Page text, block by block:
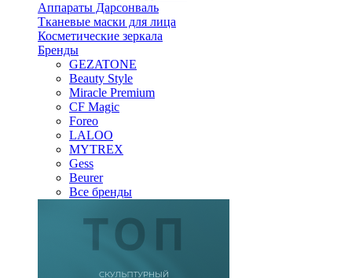
Аппараты Дарсонваль
Тканевые маски для лица
Косметические зеркала
Бренды
GEZATONE
Beauty Style
Miracle Premium
CF Magic
Foreo
LALOO
MYTREX
Gess
Beurer
Все бренды